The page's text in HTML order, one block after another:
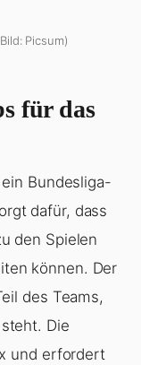
Picsum)
für das
Bundesliga-
dafür, dass
den Spielen
können. Der
des Teams,
Die
und erfordert